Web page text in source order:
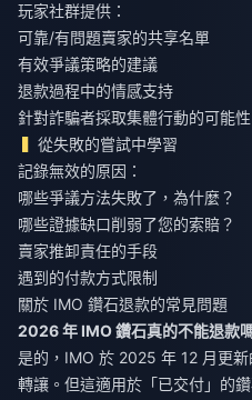
玩家社群提供：
可靠/有問題賣家的共享名單
有效爭議策略的建議
退款過程中的情感支持
針對詐騙者採取集體行動的可能性
從失敗的嘗試中學習
記錄無效的原因：
哪些爭議方法失敗了，為什麼？
哪些證據缺口削弱了您的索賠？
賣家推卸責任的手段
遇到的付款方式限制
關於 IMO 鑽石退款的常見問題
2026 年 IMO 鑽石真的不能退款
是的，IMO 於 2025 年 12 月更
轉讓。但這適用於「已交付」的